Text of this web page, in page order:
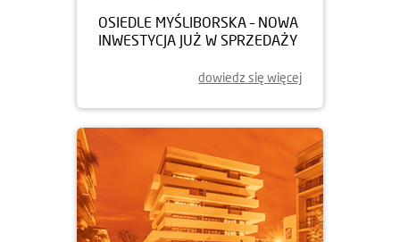
OSIEDLE MYŚLIBORSKA – NOWA
INWESTYCJA JUŻ W SPRZEDAŻY
dowiedz się więcej